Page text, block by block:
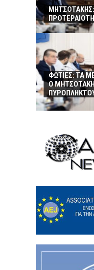
ΦΩΤΙΕΣ: ΤΑ
Ο